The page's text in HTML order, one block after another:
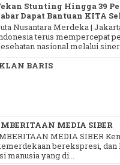
Stunting Hingga 39
Dapat Bantuan KITA
Nusantara Merdeka |
terus mempercepat
nasional melalui
BARIS
MEDIA SIBER
MEDIA SIBER
berekspresi,
manusia yang di...